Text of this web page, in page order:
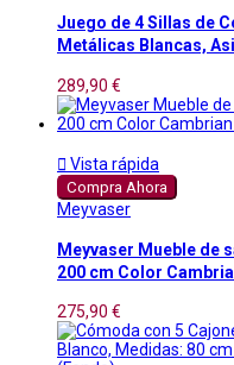
Juego de 4 Sillas de
Metálicas Blancas,
289,90 €
 Vista rápida
Compra Ahora
Meyvaser
Meyvaser Mueble de
200 cm Color
275,90 €